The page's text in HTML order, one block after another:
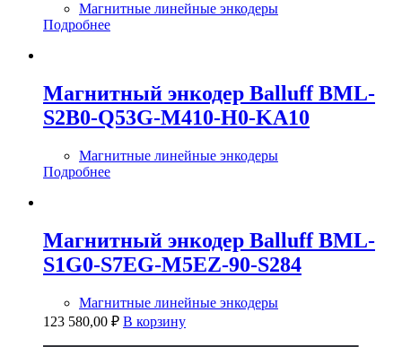
Магнитные линейные энкодеры
Подробнее
Магнитный энкодер Balluff BML-
S2B0-Q53G-M410-H0-KA10
Магнитные линейные энкодеры
Подробнее
Магнитный энкодер Balluff BML-
S1G0-S7EG-M5EZ-90-S284
Магнитные линейные энкодеры
123 580,00 ₽ В корзину